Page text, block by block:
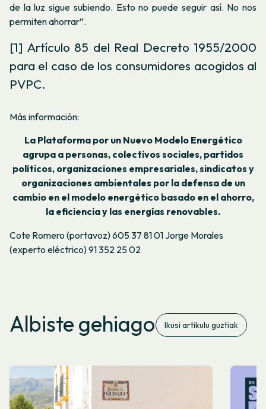
de la luz sigue subiendo. Esto no puede seguir así. No nos
permiten ahorrar”.
[1] Artículo 85 del Real Decreto 1955/2000
para el caso de los consumidores acogidos al
PVPC.
Más información:
La Plataforma por un Nuevo Modelo Energético
agrupa a personas, colectivos sociales, partidos
políticos, organizaciones empresariales, sindicatos y
organizaciones ambientales por la defensa de un
cambio en el modelo energético basado en el ahorro,
la eficiencia y las energías renovables.
Cote Romero (portavoz) 605 37 81 01 Jorge Morales
(experto eléctrico) 91 352 25 02
Albiste gehiago Ikusi artikulu guztiak